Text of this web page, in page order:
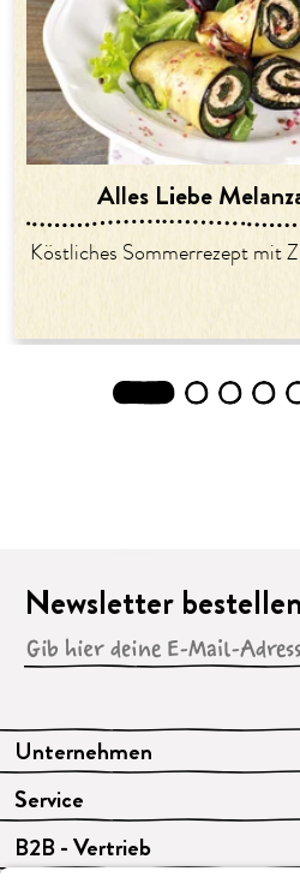
Alles Liebe
Köstliches Sommerrezept mit
2 3 4
Unternehmen
Service
B2B - Vertrieb
Newsletter bestellen